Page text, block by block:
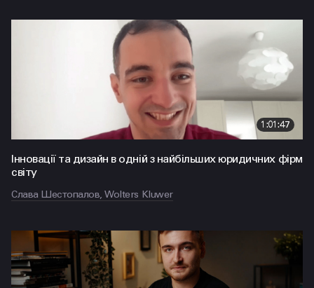
1:01:47
Інновації та дизайн в одній з найбільших юридичних фірм
світу
Слава Шестопалов, Wolters Kluwer